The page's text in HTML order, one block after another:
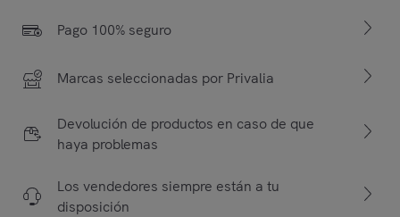
Pago 100% seguro
Marcas seleccionadas por Privalia
Devolución de productos en caso de que
haya problemas
Los vendedores siempre están a tu
disposición